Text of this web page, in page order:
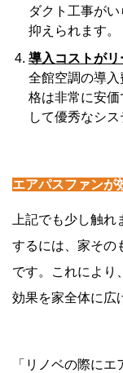
ダクト工事が
抑えられます。
導入コストが
全館空調の導
格は非常に安
して優秀なシス
エアパスファンが
上記でも少し触
するには、家その
です。これにより
効果を家全体に広
「リノベの際にエ